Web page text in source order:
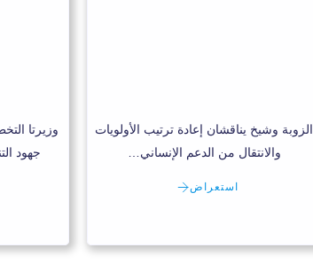
الزوبة وشيخ يناقشان إعادة ترتيب الأولويات
والانتقال من الدعم الإنساني…
استعراض
وزيرتا
جهود